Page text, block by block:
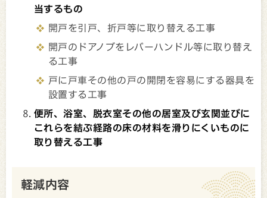
当するもの
開戸を引戸、折戸等に取り替える工事
開戸のドアノブをレバーハンドル等に取り替え
る工事
戸に戸車その他の戸の開閉を容易にする器具を
設置する工事
便所、浴室、脱衣室その他の居室及び玄関並びに
これらを結ぶ経路の床の材料を滑りにくいものに
取り替える工事
軽減内容